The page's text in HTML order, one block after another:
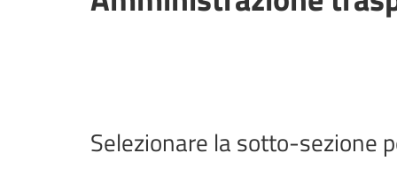
Selezionare la sotto-sezione